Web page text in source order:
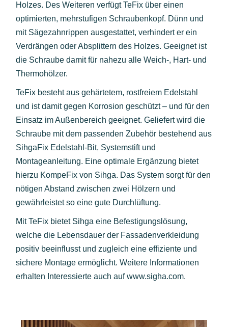
Holzes. Des Weiteren verfügt TeFix über einen
optimierten, mehrstufigen Schraubenkopf. Dünn und
mit Sägezahnrippen ausgestattet, verhindert er ein
Verdrängen oder Absplittern des Holzes. Geeignet ist
die Schraube damit für nahezu alle Weich-, Hart- und
Thermohölzer.
TeFix besteht aus gehärtetem, rostfreiem Edelstahl
und ist damit gegen Korrosion geschützt – und für den
Einsatz im Außenbereich geeignet. Geliefert wird die
Schraube mit dem passenden Zubehör bestehend aus
SihgaFix Edelstahl-Bit, Systemstift und
Montageanleitung. Eine optimale Ergänzung bietet
hierzu KompeFix von Sihga. Das System sorgt für den
nötigen Abstand zwischen zwei Hölzern und
gewährleistet so eine gute Durchlüftung.
Mit TeFix bietet Sihga eine Befestigungslösung,
welche die Lebensdauer der Fassadenverkleidung
positiv beeinflusst und zugleich eine effiziente und
sichere Montage ermöglicht. Weitere Informationen
erhalten Interessierte auch aufwww.sigha.com.